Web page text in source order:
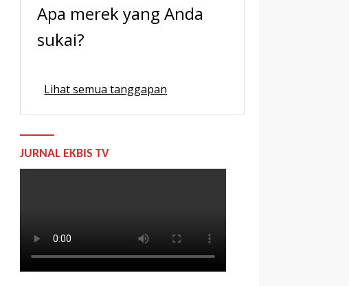
Apa merek yang Anda
sukai?
Lihat semua tanggapan
JURNAL EKBIS TV